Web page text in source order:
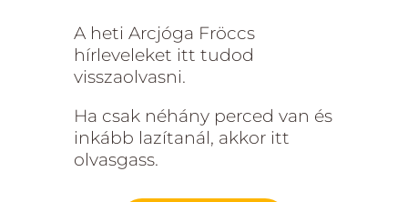
A heti Arcjóga Fröccs
hírleveleket itt tudod
visszaolvasni.
Ha csak néhány perced van és
inkább lazítanál, akkor itt
olvasgass.